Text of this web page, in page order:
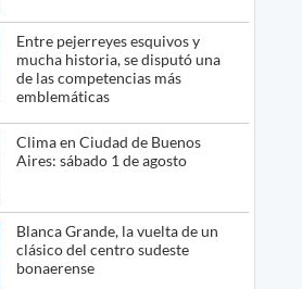
Entre pejerreyes esquivos y
mucha historia, se disputó una
de las competencias más
emblemáticas
Clima en Ciudad de Buenos
Aires: sábado 1 de agosto
Blanca Grande, la vuelta de un
clásico del centro sudeste
bonaerense